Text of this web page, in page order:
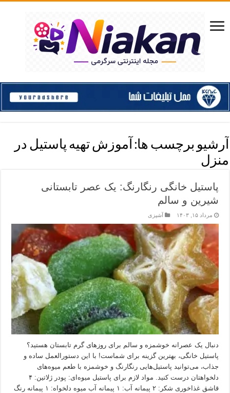
آرشیو برچسب ها: آموزش تهیه پاستیل در
منزل
پاستیل خانگی رنگارنگ: یک عصر تابستانی
شیرین و سالم
مرداد ۱۵, ۱۴۰۳ آشپزی
دنبال یک عصرانه خوشمزه و سالم برای روزهای گرم تابستان هستید؟
پاستیل خانگی، بهترین گزینه برای شماست! با این دستورالعمل ساده و
جذاب، می‌توانید پاستیل‌هایی رنگارنگ و خوشمزه با طعم میوه‌های
دلخواهتان درست کنید. مواد لازم برای پاستیل میوه‌ای: پودر ژلاتین: ۴
قاشق غذاخوری شکر: ۲ پیمانه آب: ۱ پیمانه آب میوه دلخواه: ۱ پیمانه رنگ